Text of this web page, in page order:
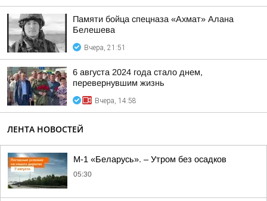
Памяти бойца спецназа «Ахмат» Алана
Белешева
Вчера, 21:51
6 августа 2024 года стало днем,
перевернувшим жизнь
Вчера, 14:58
ЛЕНТА НОВОСТЕЙ
М-1 «Беларусь». – Утром без осадков
05:30